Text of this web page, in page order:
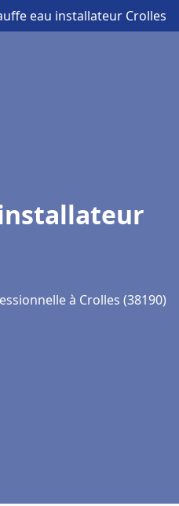
eau installateur Crolles
à Crolles (38190)